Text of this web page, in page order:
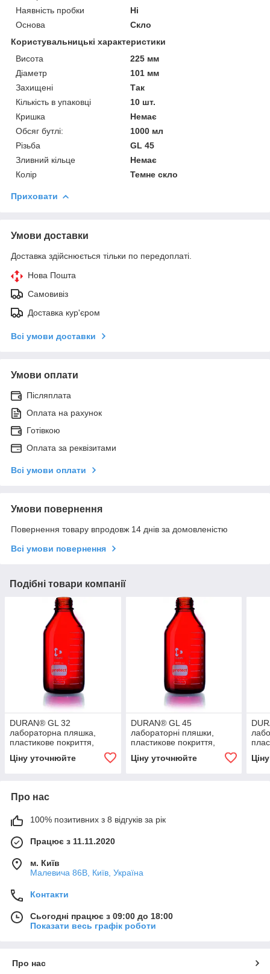
Наявність пробки
Ні
Основа
Скло
Користувальницькі характеристики
Висота
225 мм
Діаметр
101 мм
Захищені
Так
Кількість в упаковці
10 шт.
Кришка
Немає
Обсяг бутлі:
1000 мл
Різьба
GL 45
Зливний кільце
Немає
Колір
Темне скло
Приховати
Умови доставки
Доставка здійснюється тільки по передоплаті.
Нова Пошта
Самовивіз
Доставка кур'єром
Всі умови доставки
Умови оплати
Післяплата
Оплата на рахунок
Готівкою
Оплата за реквізитами
Всі умови оплати
Умови повернення
Повернення товару впродовж 14 днів за домовленістю
Всі умови повернення
Подібні товари компанії
DURAN® GL 32
лабораторна пляшка,
пластикове покриття,
темне скло, без кришки і
кільця, 50 мл
Ціну уточнюйте
DURAN® GL 45
лабораторні пляшки,
пластикове покриття,
темне скло, без кришки і
кільця, 100 мл
Ціну уточнюйте
Про нас
100% позитивних з 8 відгуків за рік
Працює з 11.11.2020
м. Київ
Малевича 86В, Київ, Україна
Контакти
Сьогодні працює з 09:00 до 18:00
Показати весь графік роботи
Про нас